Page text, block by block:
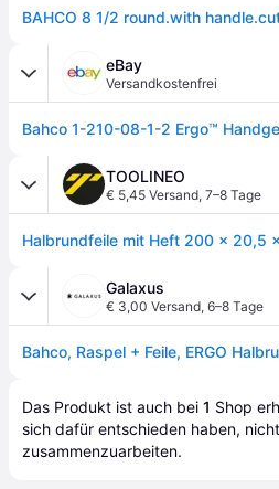
BAHCO 8 1/2 round.with
eBay
Versandkostenfrei
TOOLINEO
€ 5,45 Versand, 7–8 Tage
Halbrundfeile mit Heft 200 x 20,5
Galaxus
€ 3,00 Versand, 6–8 Tage
Das Produkt ist auch bei 1 Shop
sich dafür entschieden haben,
zusammenzuarbeiten.